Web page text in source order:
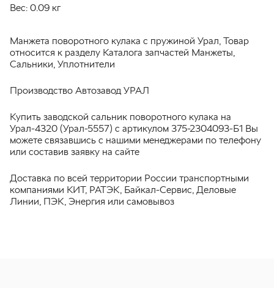
Вес: 0.09 кг
Манжета поворотного кулака с пружиной Урал, Товар
относится к разделу Каталога запчастей Манжеты,
Сальники, Уплотнители
Производство Автозавод УРАЛ
Купить заводской сальник поворотного кулака на
Урал-4320 (Урал-5557) с артикулом 375-2304093-Б1 Вы
можете связавшись с нашими менеджерами по телефону
или составив заявку на сайте
Доставка по всей территории России транспортными
компаниями КИТ, РАТЭК, Байкал-Сервис, Деловые
Линии, ПЭК, Энергия или самовывоз